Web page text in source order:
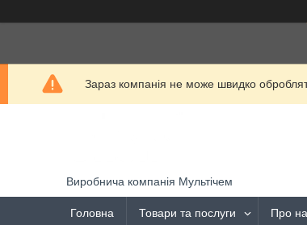
Зараз компанія не може швидко
Виробнича компанія Мультічем
Головна Товари та послуги Про